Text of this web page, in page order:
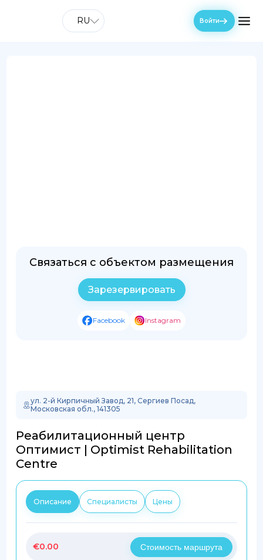
RU Войти
Связаться с объектом размещения
Зарезервировать
Facebook Instagram
ул. 2-й Кирпичный Завод, 21, Сергиев Посад,
Московская обл., 141305
Реабилитационный центр
Оптимист | Optimist Rehabilitation
Centre
Описание Специалисты Цены
€0.00 Стоимость маршрута